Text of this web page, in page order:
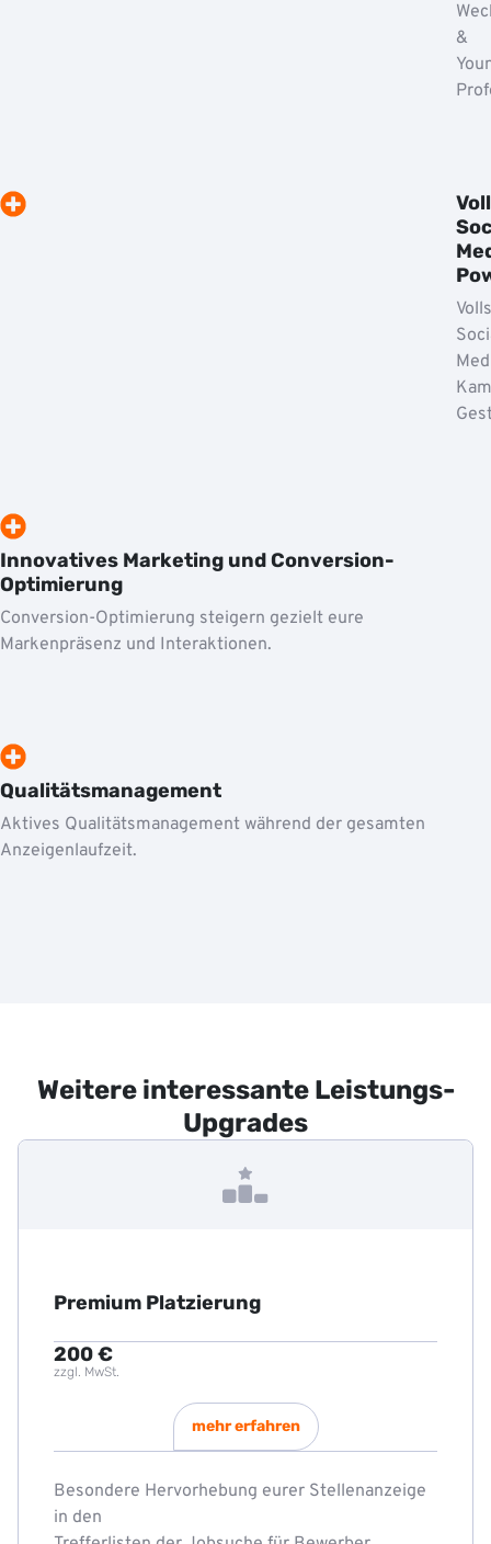
&
Innovatives Marketing und Conversion-
Optimierung
Conversion-Optimierung steigern gezielt eure
Markenpräsenz und Interaktionen.
Qualitätsmanagement
Aktives Qualitätsmanagement während der gesamten
Anzeigenlaufzeit.
Weitere interessante Leistungs-
Upgrades
Premium Platzierung
200 €
zzgl. MwSt.
mehr erfahren
Besondere Hervorhebung eurer Stellenanzeige
in den